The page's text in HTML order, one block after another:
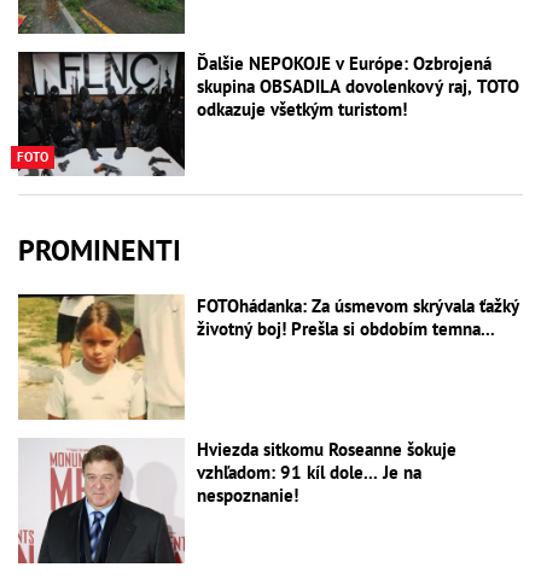
FOTO
Ďalšie NEPOKOJE v Európe: Ozbrojená
skupina OBSADILA dovolenkový raj, TOTO
odkazuje všetkým turistom!
PROMINENTI
FOTOhádanka: Za úsmevom skrývala ťažký
životný boj! Prešla si obdobím temna...
Hviezda sitkomu Roseanne šokuje
vzhľadom: 91 kíl dole... Je na
nespoznanie!